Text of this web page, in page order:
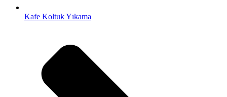
Kafe Koltuk Yıkama